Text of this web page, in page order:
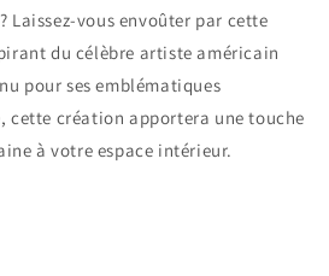
Laissez-vous envoûter par cette
du célèbre artiste américain
pour ses emblématiques
cette création apportera une touche
à votre espace intérieur.